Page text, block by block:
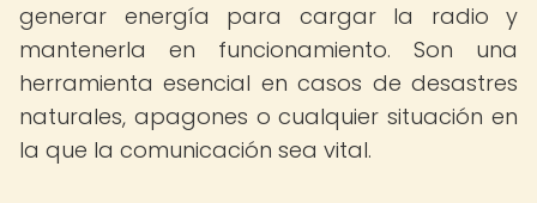
generar energía para cargar la radio y
mantenerla en funcionamiento. Son una
herramienta esencial en casos de desastres
naturales, apagones o cualquier situación en
la que la comunicación sea vital.